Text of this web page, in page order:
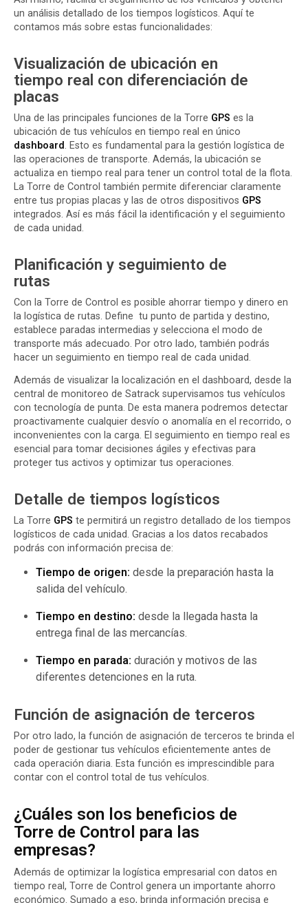
un análisis detallado de los tiempos logísticos. Aquí te
contamos más sobre estas funcionalidades:
Visualización de ubicación en
tiempo real con diferenciación de
placas
Una de las principales funciones de la Torre GPS es la
ubicación de tus vehículos en tiempo real en único
dashboard. Esto es fundamental para la gestión logística de
las operaciones de transporte. Además, la ubicación se
actualiza en tiempo real para tener un control total de la flota.
La Torre de Control también permite diferenciar claramente
entre tus propias placas y las de otros dispositivos GPS
integrados. Así es más fácil la identificación y el seguimiento
de cada unidad.
Planificación y seguimiento de
rutas
Con la Torre de Control es posible ahorrar tiempo y dinero en
la logística de rutas. Define tu punto de partida y destino,
establece paradas intermedias y selecciona el modo de
transporte más adecuado. Por otro lado, también podrás
hacer un seguimiento en tiempo real de cada unidad.
Además de visualizar la localización en el dashboard, desde la
central de monitoreo de Satrack supervisamos tus vehículos
con tecnología de punta. De esta manera podremos detectar
proactivamente cualquier desvío o anomalía en el recorrido, o
inconvenientes con la carga. El seguimiento en tiempo real es
esencial para tomar decisiones ágiles y efectivas para
proteger tus activos y optimizar tus operaciones.
Detalle de tiempos logísticos
La Torre GPS te permitirá un registro detallado de los tiempos
logísticos de cada unidad. Gracias a los datos recabados
podrás con información precisa de:
Tiempo de origen: desde la preparación hasta la
salida del vehículo.
Tiempo en destino: desde la llegada hasta la
entrega final de las mercancías.
Tiempo en parada: duración y motivos de las
diferentes detenciones en la ruta.
Función de asignación de terceros
Por otro lado, la función de asignación de terceros te brinda el
poder de gestionar tus vehículos eficientemente antes de
cada operación diaria. Esta función es imprescindible para
contar con el control total de tus vehículos.
¿Cuáles son los beneficios de
Torre de Control para las
empresas?
Además de optimizar la logística empresarial con datos en
tiempo real, Torre de Control genera un importante ahorro
económico. Sumado a eso, brinda información precisa e